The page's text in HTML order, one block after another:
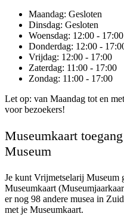
Maandag: Gesloten
Dinsdag: Gesloten
Woensdag: 12:00 - 17:00
Donderdag: 12:00 -
Vrijdag: 12:00 - 17:00
Zaterdag: 11:00 - 17:00
Zondag: 11:00 - 17:00
Let op: van Maandag tot en
voor bezoekers!
Museumkaart
Museum
Je kunt Vrijmetselarij Museum
Museumkaart
er nog 98 andere musea in
met je Museumkaart.